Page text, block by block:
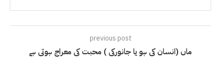
previous post
ماں (انسان کی ہو یا جانورکی ) محبت کی معراج ہوتی ہے